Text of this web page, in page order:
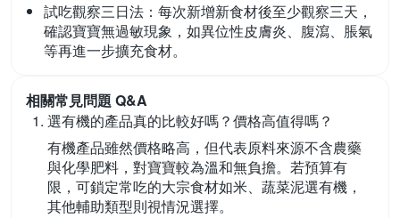
試吃觀察三日法： 每次新增新食材後至少觀察三天，
確認寶寶無過敏現象，如異位性皮膚炎、腹瀉、脹氣
等再進一步擴充食材。
相關常見問題 Q&A
選有機的產品真的比較好嗎？價格高值得嗎？
有機產品雖然價格略高，但代表原料來源不含農藥
與化學肥料，對寶寶較為溫和無負擔。若預算有
限，可鎖定常吃的大宗食材如米、蔬菜泥選有機，
其他輔助類型則視情況選擇。